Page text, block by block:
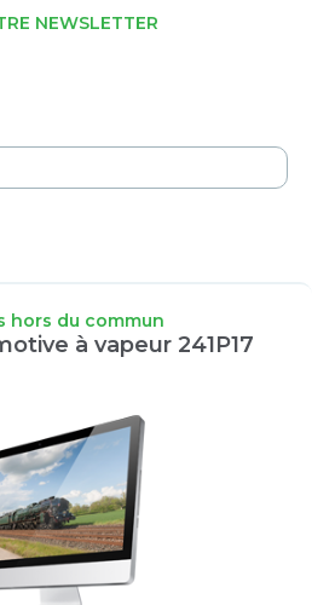
NEWSLETTER
hors du commun
à vapeur 241P17